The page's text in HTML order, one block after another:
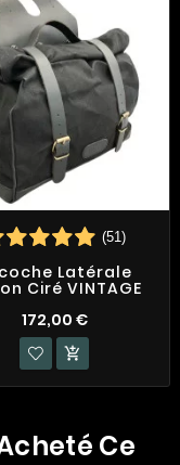
(51)
Latérale
Ciré VINTAGE
172,00 €

Ce